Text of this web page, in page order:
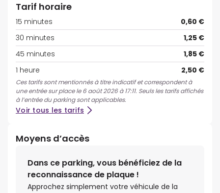
Tarif horaire
15 minutes
0,60 €
30 minutes
1,25 €
45 minutes
1,85 €
1 heure
2,50 €
Ces tarifs sont mentionnés à titre indicatif et correspondent à
une entrée sur place le 6 août 2026 à 17:11. Seuls les tarifs affichés
à l’entrée du parking sont applicables.
Voir tous les tarifs
Moyens d’accès
Dans ce parking, vous bénéficiez de la
reconnaissance de plaque !
Approchez simplement votre véhicule de la